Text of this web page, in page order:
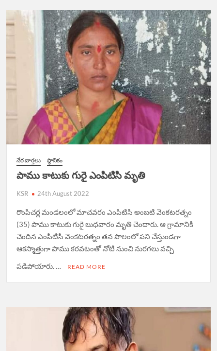
నేర వార్త‌లు స్థానికం
పాము కాటుకు గురై ఎంపిటిసి మృతి
KSR 24th August 2022
రొంపిచర్ల మండలంలో మాచవరం ఎంపిటిసి అంబటి వెంకటరత్నం
(35) పాము కాటుకు గురై బుధవారం మృతి చెందారు. ఆ గ్రామానికి
చెందిన ఎంపిటిసి వెంకటరత్నం తన పొలంలో పని చేస్తుండగా
ఆకస్మాత్తుగా పాము కరవటంతో నోటి నుంచి నురగలు వచ్చి
పడిపోయారు. …
READ MORE